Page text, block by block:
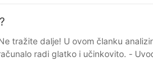
platformi Kada je u pitanju pronalaženje dobavljača napajanja za računala, odabrana online platforma može značajno utjecati na jednostavnost i uspjeh vaše pretrage. S mnoštvom dostupnih opcija, može biti teško odlučiti koja je platforma najbolje prilagođena vašim specifičnim potrebama. U ovom članku istražit ćemo značajke i prednosti različitih online platformi kako bismo vam pomogli da odredite najučinkovitiji način pronalaženja dobavljača napajanja za računala. Jedna popularna online platforma za pronalaženje dobavljača napajanja za računala je Alibaba. Ova platforma je poznata po širokom rasponu dobavljača, što je čini izvrsnom opcijom za one koji traže raznolik izbor. S Alibabom možete jednostavno pretraživati ​​proizvođače napajanja i filtrirati rezultate na temelju kriterija kao što su lokacija, vrsta proizvoda i minimalna količina narudžbe. To vam može pomoći da suzite svoje mogućnosti i pronađete dobavljače koji zadovoljavaju vaše specifične zahtjeve. Još jedna online platforma koju vrijedi razmotriti je ThomasNet. Ova platforma usmjerena je na povezivanje kupaca s dobavljačima u industrijskom i proizvodnom sektoru, što je čini izvrsnom opcijom za one koji traže proizvođače napajanja za računala. ThomasNet sadrži sveobuhvatan imenik dobavljača, što olakšava pronalaženje renomiranih proizvođača specijaliziranih za napajanja. Osim toga, ThomasNet nudi resurse kao što su katalozi proizvoda, CAD modeli i stručni izvještaji, koji vam mogu pomoći u donošenju informiranih odluka pri odabiru dobavljača. Za one koji traže jednostavnije i optimiziranije iskustvo korištenja, platforme poput Amazona i eBaya također mogu biti održive opcije za pronalaženje dobavljača napajanja za računala. Ove platforme poznate su po svojim jednostavnim